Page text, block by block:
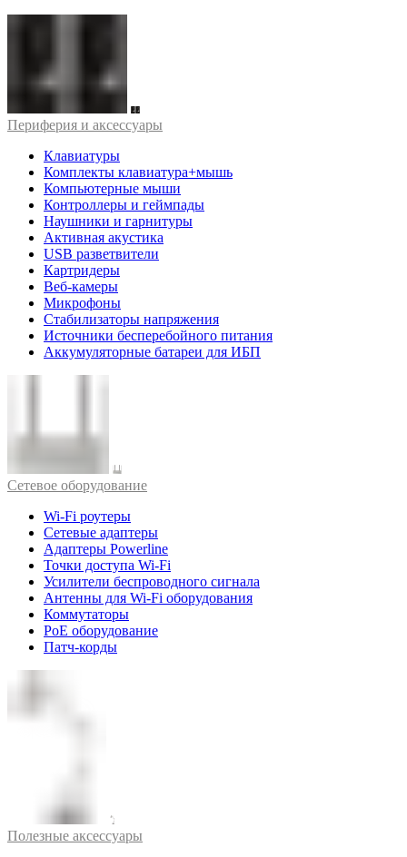
Периферия и аксессуары
Клавиатуры
Комплекты клавиатура+мышь
Компьютерные мыши
Контроллеры и геймпады
Наушники и гарнитуры
Активная акустика
USB разветвители
Картридеры
Веб-камеры
Микрофоны
Стабилизаторы напряжения
Источники бесперебойного питания
Аккумуляторные батареи для ИБП
Cетевое оборудование
Wi-Fi роутеры
Сетевые адаптеры
Адаптеры Powerline
Точки доступа Wi-Fi
Усилители беспроводного сигнала
Антенны для Wi-Fi оборудования
Коммутаторы
PoE оборудование
Патч-корды
Полезные аксессуары